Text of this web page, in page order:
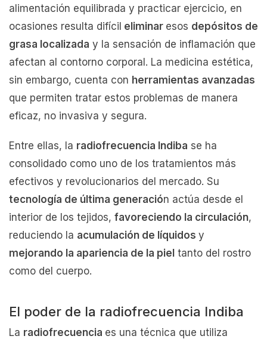
alimentación equilibrada y practicar ejercicio, en
ocasiones resulta difícil eliminar esos depósitos de
grasa localizada y la sensación de inflamación que
afectan al contorno corporal. La medicina estética,
sin embargo, cuenta con herramientas avanzadas
que permiten tratar estos problemas de manera
eficaz, no invasiva y segura.
Entre ellas, la radiofrecuencia Indiba se ha
consolidado como uno de los tratamientos más
efectivos y revolucionarios del mercado. Su
tecnología de última generación actúa desde el
interior de los tejidos, favoreciendo la circulación,
reduciendo la acumulación de líquidos y
mejorando la apariencia de la piel tanto del rostro
como del cuerpo.
El poder de la radiofrecuencia Indiba
La radiofrecuencia es una técnica que utiliza